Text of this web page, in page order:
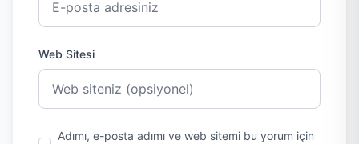
Web Sitesi
Adımı, e-posta adımı ve web sitemi bu yorum için